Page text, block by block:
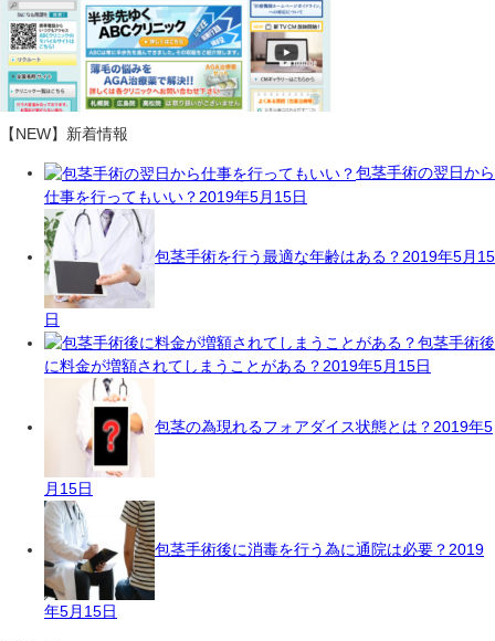
【NEW】新着情報
包茎手術の翌日から
仕事を行ってもいい？ 2019年5月15日
包茎手術を行う最適な年齢はある？2019年5月15
日
包茎手術後
に料金が増額されてしまうことがある？2019年5月15日
包茎の為現れるフォアダイス状態とは？ 2019年5
月15日
包茎手術後に消毒を行う為に通院は必要？ 2019
年5月15日